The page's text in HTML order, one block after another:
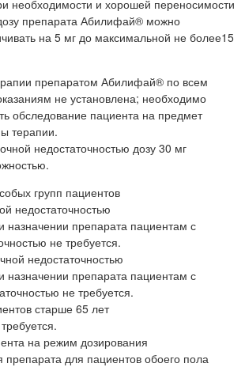
необходимости и хорошей переносимости
препарата Абилифай® можно
на 5 мг до максимальной не более15
препаратом Абилифай® по всем
не установлена; необходимо
обследование пациента на предмет
терапии.
недостаточностью дозу 30 мг
групп пациентов
недостаточностью
назначении препарата пациентам с
не требуется.
недостаточностью
назначении препарата пациентам с
не требуется.
старше 65 лет
на режим дозирования
для пациентов обоего пола